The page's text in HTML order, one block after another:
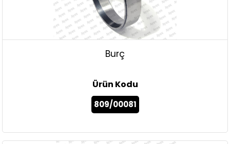
Burç
Ürün Kodu
809/00081